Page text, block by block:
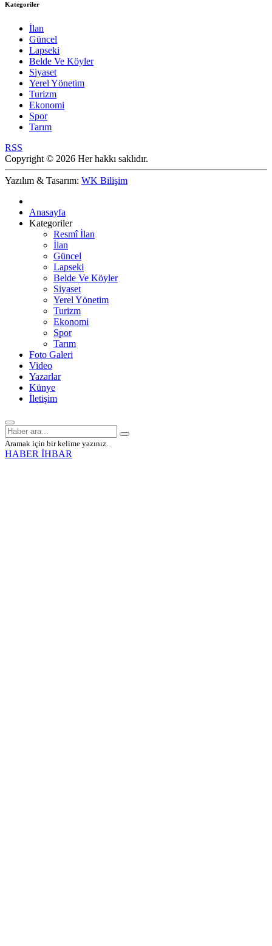
Kategoriler
İlan
Güncel
Lapseki
Belde Ve Köyler
Siyaset
Yerel Yönetim
Turizm
Ekonomi
Spor
Tarım
RSS
Copyright © 2026 Her hakkı saklıdır.
Yazılım & Tasarım: WK Bilişim
Anasayfa
Kategoriler
Resmî İlan
İlan
Güncel
Lapseki
Belde Ve Köyler
Siyaset
Yerel Yönetim
Turizm
Ekonomi
Spor
Tarım
Foto Galeri
Video
Yazarlar
Künye
İletişim
Aramak için bir kelime yazınız.
HABER İHBAR